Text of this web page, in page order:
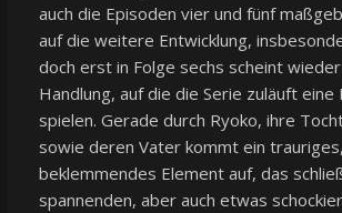
auch die Episoden vier und fünf
auf die weitere Entwicklung,
doch erst in Folge sechs scheint
Handlung, auf die die Serie zuläuft eine
spielen. Gerade durch Ryoko, ihre
sowie deren Vater kommt ein trauriges,
beklemmendes Element auf, das
spannenden, aber auch etwas